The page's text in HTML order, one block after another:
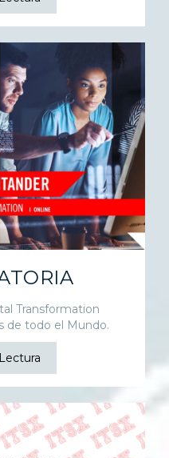
Transformation
de todo el Mundo.